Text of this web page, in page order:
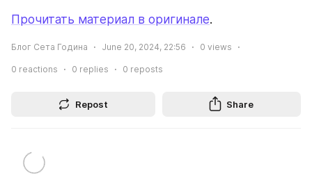
Прочитать материал в оригинале.
Блог Сета Година June 20, 2024, 22:56 0 views
0 reactions 0 replies 0 reposts
Repost Share